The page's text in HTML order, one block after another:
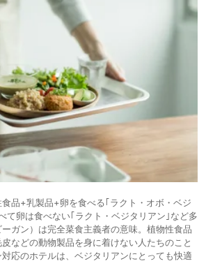
品+乳製品+卵を食べる｢ラクト・オボ・ベジ
て卵は食べない｢ラクト・ベジタリアン｣など多
ガン）は完全菜食主義者の意味。植物性食品
などの動物製品を身に着けない人たちのこと
応のホテルは、ベジタリアンにとっても快適